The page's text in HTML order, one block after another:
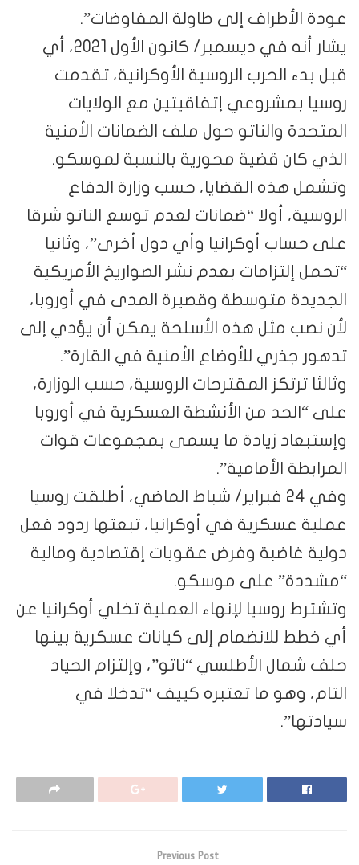
عودة الأطراف إلى طاولة المفاوضات”.
يشار أنه في ديسمبر/ كانون الأول 2021، أي
قبل بدء الحرب الروسية الأوكرانية، تقدمت
روسيا بمشروعي إتفاقيتين مع الولايات
المتحدة والناتو حول ملف الضمانات الأمنية
الذي كان قضية محورية بالنسبة لموسكو.
وتشمل هذه القضايا، حسب وزارة الدفاع
الروسية، أولا “ضمانات لعدم توسع الناتو شرقا
على حساب أوكرانيا وأي دول أخرى”، وثانيا
“تحمل إلتزامات بعدم نشر الصواريخ الأمريكية
الجديدة متوسطة وقصيرة المدى في أوروبا،
لأن نصب مثل هذه الأسلحة يمكن أن يؤدي إلى
تدهور جذري للأوضاع الأمنية في القارة”.
وثالثا ترتكز المقترحات الروسية، حسب الوزارة،
على “الحد من الأنشطة العسكرية في أوروبا
وإستبعاد زيادة ما يسمى بمجموعات قوات
المرابطة الأمامية”.
وفي 24 فبراير/ شباط الماضي، أطلقت روسيا
عملية عسكرية في أوكرانيا، تبعتها ردود فعل
دولية غاضبة وفرض عقوبات إقتصادية ومالية
“مشددة” على موسكو.
وتشترط روسيا لإنهاء العملية تخلي أوكرانيا عن
أي خطط للانضمام إلى كيانات عسكرية بينها
حلف شمال الأطلسي “ناتو”، وإلتزام الحياد
التام، وهو ما تعتبره كييف “تدخلا في
سيادتها”.
Previous Post